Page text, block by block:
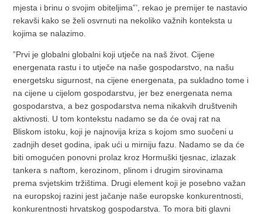
mjesta i brinu o svojim obiteljima”’, rekao je premijer te nastavio
rekavši kako se želi osvrnuti na nekoliko važnih konteksta u
kojima se nalazimo.
”Prvi je globalni globalni koji utječe na naš život. Cijene
energenata rastu i to utječe na naše gospodarstvo, na našu
energetsku sigurnost, na cijene energenata, pa sukladno tome i
na cijene u cijelom gospodarstvu, jer bez energenata nema
gospodarstva, a bez gospodarstva nema nikakvih društvenih
aktivnosti. U tom kontekstu nadamo se da će ovaj rat na
Bliskom istoku, koji je najnovija kriza s kojom smo suočeni u
zadnjih deset godina, ipak ući u mirniju fazu. Nadamo se da će
biti omogućen ponovni prolaz kroz Hormuški tjesnac, izlazak
tankera s naftom, kerozinom, plinom i drugim sirovinama
prema svjetskim tržištima. Drugi element koji je posebno važan
na europskoj razini jest jačanje naše europske konkurentnosti,
konkurentnosti hrvatskog gospodarstva. To mora biti glavni